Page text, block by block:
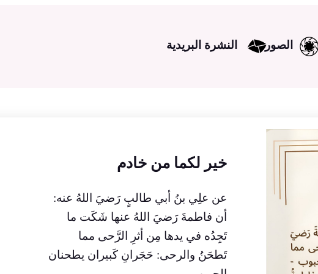
الصور النشرة البريدية
خير لكما من خادم
عن علِي بنُ أبي طالبٍ رَضيَ اللهُ عنه:
أن فاطمةَ رَضيَ اللهُ عنها شَكَت ما
تَجِدُه في يدها مِن أثرِ الرَّحى مما
تَطحَنُ والرحى: حَجَرانِ كَبيران يطحنان